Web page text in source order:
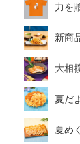
力を
新商
大相
夏だ
夏め